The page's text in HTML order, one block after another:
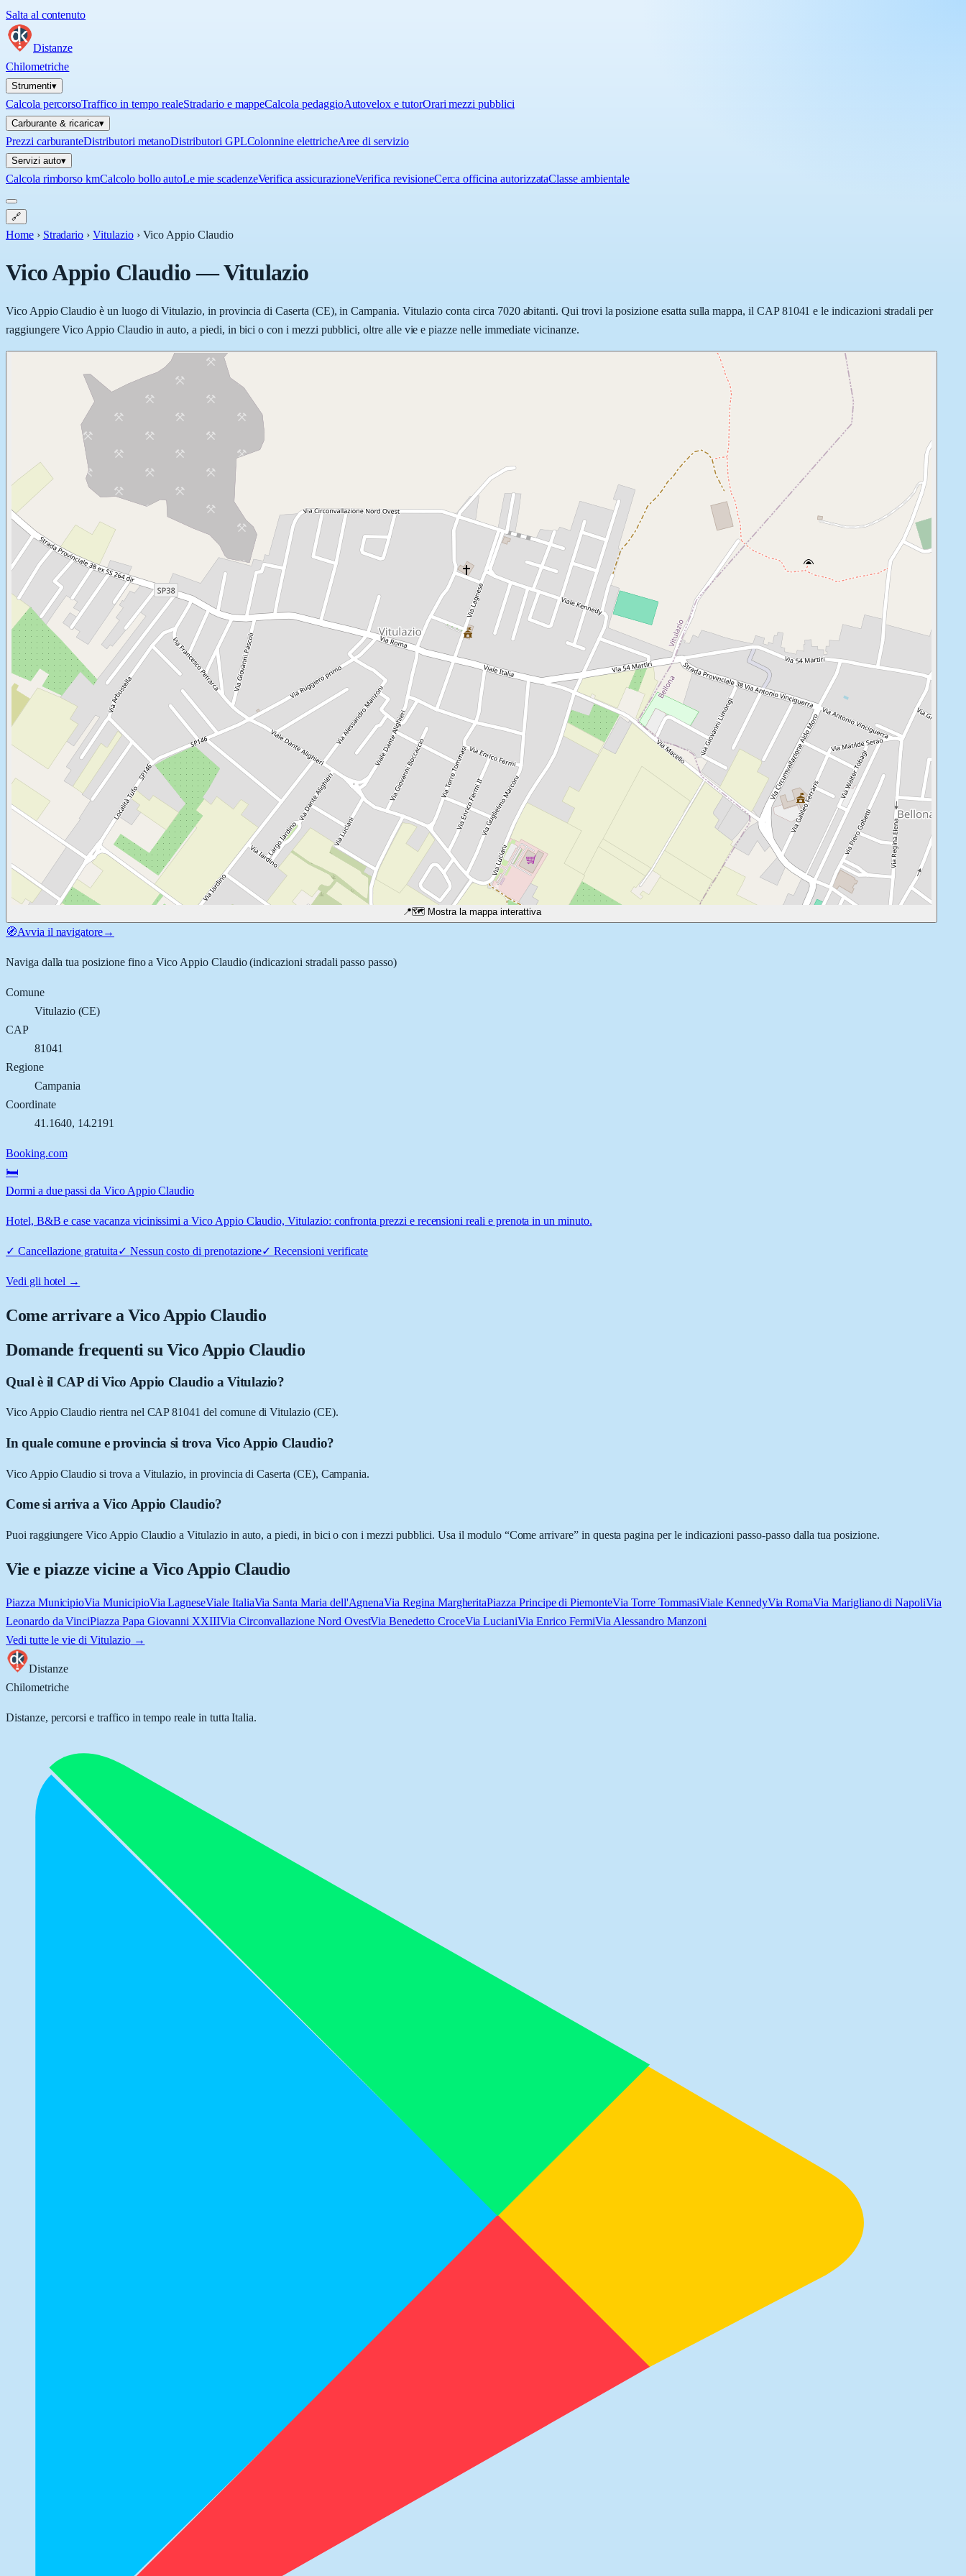
Salta al contenuto
Distanze
Chilometriche
Strumenti▾
Calcola percorsoTraffico in tempo realeStradario e mappeCalcola pedaggioAutovelox e tutorOrari mezzi pubblici
Carburante & ricarica▾
Prezzi carburanteDistributori metanoDistributori GPLColonnine elettricheAree di servizio
Servizi auto▾
Calcola rimborso kmCalcolo bollo autoLe mie scadenzeVerifica assicurazioneVerifica revisioneCerca officina autorizzataClasse ambientale
🔗
Home › Stradario › Vitulazio › Vico Appio Claudio
Vico Appio Claudio—Vitulazio
Vico Appio Claudio è un luogo di Vitulazio, in provincia di Caserta (CE), in Campania. Vitulazio conta circa 7020 abitanti. Qui trovi la posizione esatta sulla mappa, il CAP 81041 e le indicazioni stradali per
raggiungere Vico Appio Claudio in auto, a piedi, in bici o con i mezzi pubblici, oltre alle vie e piazze nelle immediate vicinanze.
📍🗺️ Mostra la mappa interattiva
🧭Avvia il navigatore→
Naviga dalla tua posizione fino aVico Appio Claudio(indicazioni stradali passo passo)
Comune
Vitulazio(CE)
CAP
81041
Regione
Campania
Coordinate
41.1640, 14.2191
Booking.com
🛏️
Dormi a due passi da Vico Appio Claudio
Hotel, B&B e case vacanza vicinissimi a Vico Appio Claudio, Vitulazio: confronta prezzi e recensioni reali e prenota in un minuto.
✓ Cancellazione gratuita✓ Nessun costo di prenotazione✓Recensioni verificate
Vedi gli hotel →
Come arrivare aVico Appio Claudio
Domande frequenti su Vico Appio Claudio
Qual è il CAP di Vico Appio Claudio a Vitulazio?
Vico Appio Claudio rientra nel CAP 81041 del comune di Vitulazio (CE).
In quale comune e provincia si trova Vico Appio Claudio?
Vico Appio Claudio si trova a Vitulazio, in provincia di Caserta (CE), Campania.
Come si arriva a Vico Appio Claudio?
Puoi raggiungere Vico Appio Claudio a Vitulazio in auto, a piedi, in bici o con i mezzi pubblici. Usa il modulo “Come arrivare” in questa pagina per le indicazioni passo-passo dalla tua posizione.
Vie e piazze vicine a Vico Appio Claudio
Piazza MunicipioVia MunicipioVia LagneseViale ItaliaVia Santa Maria dell'AgnenaVia Regina MargheritaPiazza Principe di PiemonteVia Torre TommasiViale KennedyVia RomaVia Marigliano di NapoliVia
Leonardo da VinciPiazza Papa Giovanni XXIIIVia Circonvallazione Nord OvestVia Benedetto CroceVia LucianiVia Enrico FermiVia Alessandro Manzoni
Vedi tutte le vie di Vitulazio→
Distanze
Chilometriche
Distanze, percorsi e traffico in tempo reale in tutta Italia.